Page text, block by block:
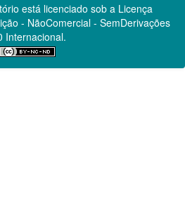
está licenciado sob a Licença
- NãoComercial - SemDerivações
Internacional.